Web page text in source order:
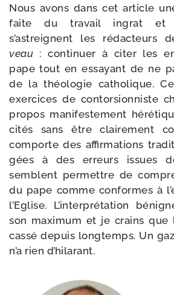
Nous avons dans cet article
faite du tra­vail ingrat et
s’astreignent les rédac­teurs
veau : conti­nuer à citer les
pape tout en essayant de ne
de la théo­lo­gie catho­lique.
exer­cices de contor­sion­niste
pro­pos mani­fes­te­ment
cités sans être clai­re­ment
com­porte des affir­ma­tions
gées à des erreurs issues
semblent per­mettre de
du pape comme conformes à
l’Eglise. L’interprétation
son maxi­mum et je crains que
cas­sé depuis long­temps. Un
n’a rien d’hilarant.